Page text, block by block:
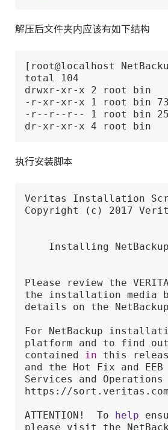
解压后文件夹内应该有如下结构
[root@localhost
total 104
drwxr-xr-x 2 root bin
-r-xr-xr-x 1 root bin
-r--r--r-- 1 root bin
dr-xr-xr-x 4 root bin
执行安装脚本
Veritas Installation
Copyright (c) 2017
Installing
Please review the VERITAS
the installation media
details on the
For NetBackup
platform and to find
contained in this
and the Hot Fix and
Services and Operations
https://
ATTENTION!  To help
please visit the